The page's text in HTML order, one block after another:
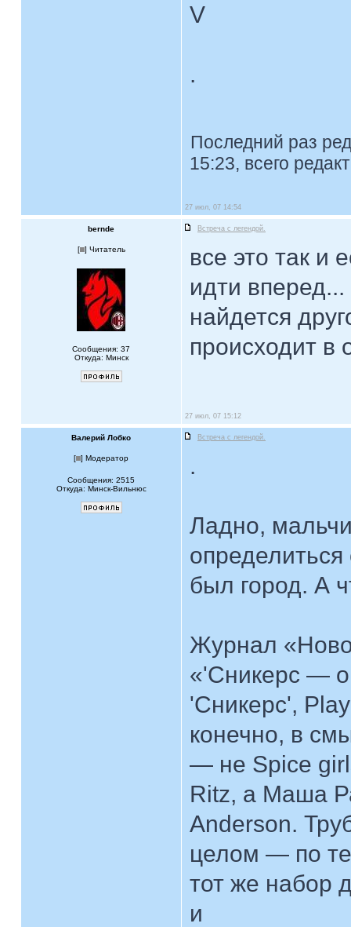
V
.
Последний раз
15:23, всего
27 июл, 07 14:54
bernde Встреча с легендой.
[ ] Читатель
Сообщения: 37
Откуда: Минск
все это так и
идти
найдется
происходит в
27 июл, 07 15:12
Валерий Лобко Встреча с легендой.
[ ] Модератор
Сообщения: 2515
Откуда: Минск-Вильнюс
.
Ладно,
был город. А
Журнал
«'Сникерс —
'Сникерс',
конечно, в
— не Spice
Ritz, а Маша
Anderson.
целом — по
тот же набор
и